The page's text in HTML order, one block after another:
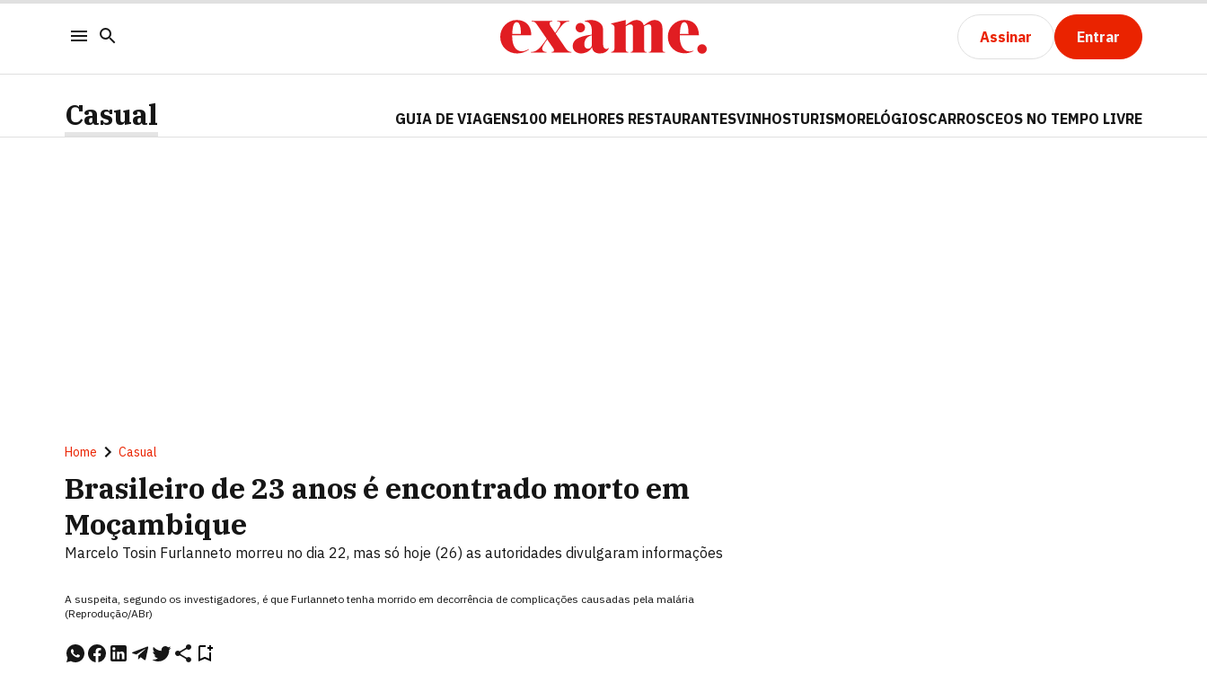
Assinar Entrar
Casual GUIA DE VIAGENS100 MELHORES RESTAURANTESVINHOSTURISMORELÓGIOSCARROSCEOS NO TEMPO LIVRE
Home Casual
Brasileiro de 23 anos é encontrado morto em
Moçambique
Marcelo Tosin Furlanneto morreu no dia 22, mas só hoje (26) as autoridades divulgaram informações
A suspeita, segundo os investigadores, é que Furlanneto tenha morrido em decorrência de complicações causadas pela malária
(Reprodução/ABr)